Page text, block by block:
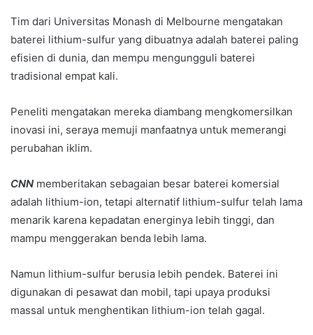
Tim dari Universitas Monash di Melbourne mengatakan
baterei lithium-sulfur yang dibuatnya adalah baterei paling
efisien di dunia, dan mempu mengungguli baterei
tradisional empat kali.
Peneliti mengatakan mereka diambang mengkomersilkan
inovasi ini, seraya memuji manfaatnya untuk memerangi
perubahan iklim.
CNN memberitakan sebagaian besar baterei komersial
adalah lithium-ion, tetapi alternatif lithium-sulfur telah lama
menarik karena kepadatan energinya lebih tinggi, dan
mampu menggerakan benda lebih lama.
Namun lithium-sulfur berusia lebih pendek. Baterei ini
digunakan di pesawat dan mobil, tapi upaya produksi
massal untuk menghentikan lithium-ion telah gagal.